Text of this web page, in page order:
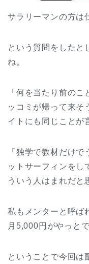
サラリーマンの方は
という質問をしたと
ね。
「何を当たり前の
ッコミが帰って来そ
イトにも同じことが
「独学で教材だけ
ットサーフィンをし
ういう人はまれだと
私もメンターと呼ば
月5,000円がやっと
ということで今回は